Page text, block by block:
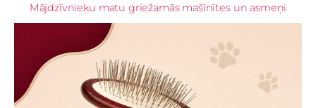
Mājdzīvnieku matu griežamās mašīnītes un asmeņi